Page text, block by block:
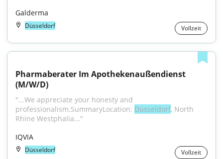
Galderma
Düsseldorf Vollzeit
Pharmaberater Im Apothekenaußendienst
(M/W/D)
"...We appreciate your honesty and
professionalism.SummaryLocation: Düsseldorf, North
Rhine Westphalia..."
IQVIA
Düsseldorf Vollzeit